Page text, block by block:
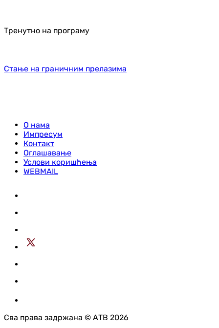
Тренутно на програму
Стање на граничним прелазима
О нама
Импресум
Контакт
Оглашавање
Услови коришћења
WEBMAIL
Сва права задржана © АТВ 2026